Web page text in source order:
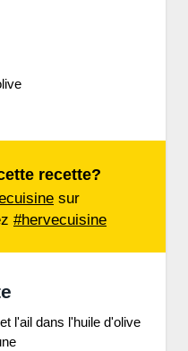
recette?
sur
#hervecuisine
l'ail dans l'huile d'olive